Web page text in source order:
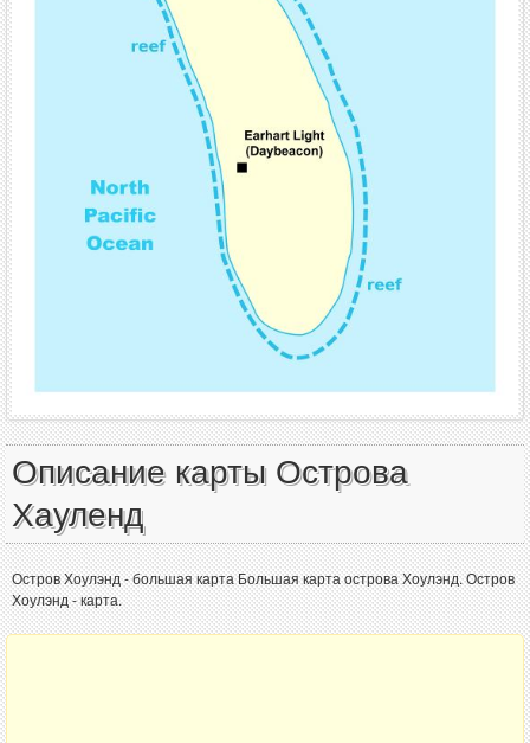
Описание карты Острова
Хауленд
Остров Хоулэнд - большая карта Большая карта острова Хоулэнд. Остров
Хоулэнд - карта.